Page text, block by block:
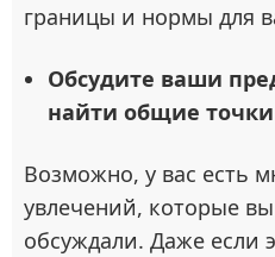
границы и нормы для
Обсудите ваши
найти общие
Возможно, у вас есть
увлечений, которые
обсуждали. Даже если